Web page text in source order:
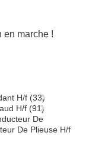
en marche !
H/f (33)
H/f (91)
De
De Plieuse H/f